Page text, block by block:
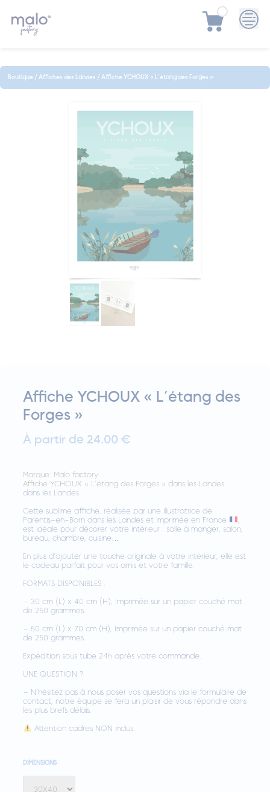
content
Boutique/Affiches des Landes /Affiche YCHOUX « L’étang des Forges »
Affiche YCHOUX « L’étang des
Forges »
À partir de 24.00 €
Marque: Malo factory
Affiche YCHOUX « L’étang des Forges » dans les Landes
dans les Landes
Cette sublime affiche, réalisée par une illustratrice de
Parentis-en-Born dans les Landes et imprimée en France
est idéale pour décorer votre intérieur : salle à manger, salon,
bureau, chambre, cuisine…
En plus d’ajouter une touche originale à votre intérieur, elle est
le cadeau parfait pour vos amis et votre famille.
FORMATS DISPONIBLES :
– 30 cm (L) x 40 cm (H), Imprimée sur un papier couché mat
de 250 grammes.
– 50 cm (L) x 70 cm (H), Imprimée sur un papier couché mat
de 250 grammes.
Expédition sous tube 24h après votre commande.
UNE QUESTION ?
– N’hésitez pas à nous poser vos questions via le formulaire de
contact, notre équipe se fera un plaisir de vous répondre dans
les plus brefs délais.
Attention cadres NON inclus.
DIMENSIONS